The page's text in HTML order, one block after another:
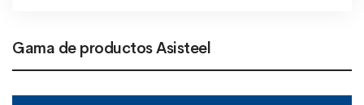
Gama de productos Asisteel